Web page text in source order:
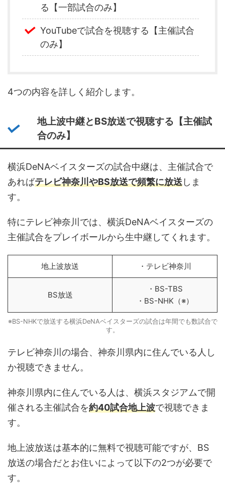
る【一部試合のみ】
YouTubeで試合を視聴する【主催試合
のみ】
4つの内容を詳しく紹介します。
地上波中継とBS放送で視聴する【主催試
合のみ】
横浜DeNAベイスターズの試合中継は、主催試合で
あればテレビ神奈川やBS放送で頻繁に放送しま
す。
特にテレビ神奈川では、横浜DeNAベイスターズの
主催試合をプレイボールから生中継してくれます。
地上波放送 ・テレビ神奈川
BS放送
・BS-TBS
・BS-NHK（※）
※BS-NHKで放送する横浜DeNAベイスターズの試合は年間でも数試合で
す。
テレビ神奈川の場合、神奈川県内に住んでいる人し
か視聴できません。
神奈川県内に住んでいる人は、横浜スタジアムで開
催される主催試合を約40試合地上波で視聴できま
す。
地上波放送は基本的に無料で視聴可能ですが、BS
放送の場合だとお住いによって以下の2つが必要で
す。